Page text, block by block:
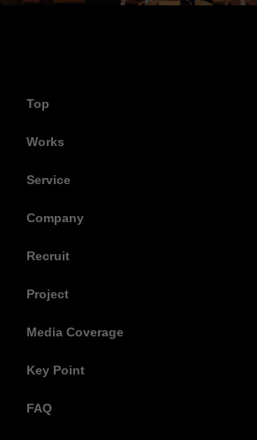
Top
Works
Service
Company
Recruit
Project
Media Coverage
Key Point
FAQ